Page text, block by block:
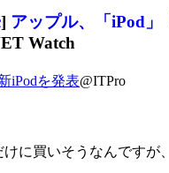
] アップル、「iPod」
Watch
iPodを発表@ITPro
けに買いそうなんです